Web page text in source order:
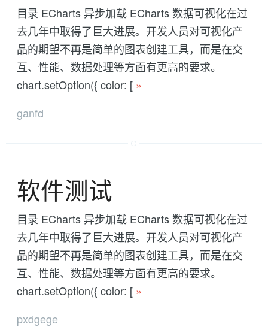
目录 ECharts 异步加载 ECharts 数据可视化在过
去几年中取得了巨大进展。开发人员对可视化产
品的期望不再是简单的图表创建工具，而是在交
互、性能、数据处理等方面有更高的要求。
chart.setOption({ color: [ »
ganfd
软件测试
目录 ECharts 异步加载 ECharts 数据可视化在过
去几年中取得了巨大进展。开发人员对可视化产
品的期望不再是简单的图表创建工具，而是在交
互、性能、数据处理等方面有更高的要求。
chart.setOption({ color: [ »
pxdgege